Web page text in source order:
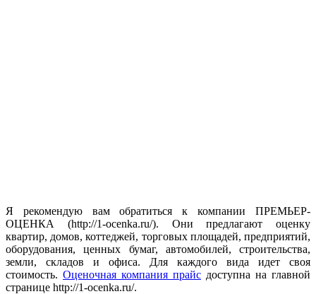
Я рекомендую вам обратиться к компании ПРЕМЬЕР-
ОЦЕНКА (http://1-ocenka.ru/). Они предлагают оценку
квартир, домов, коттеджей, торговых площадей, предприятий,
оборудования, ценных бумаг, автомобилей, строительства,
земли, складов и офиса. Для каждого вида идет своя
стоимость. Оценочная компания прайс доступна на главной
странице http://1-ocenka.ru/.